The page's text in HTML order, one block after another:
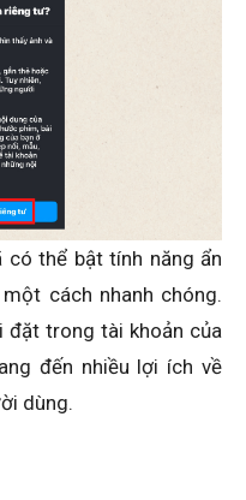
thể bật tính năng ẩn
cách nhanh chóng.
đặt trong tài khoản của
đến nhiều lợi ích về
dùng.